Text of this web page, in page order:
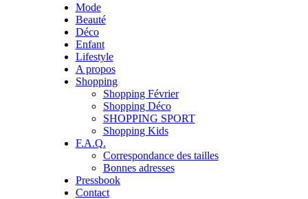
Mode
Beauté
Déco
Enfant
Lifestyle
A propos
Shopping
Shopping Février
Shopping Déco
SHOPPING SPORT
Shopping Kids
F.A.Q.
Correspondance des tailles
Bonnes adresses
Pressbook
Contact